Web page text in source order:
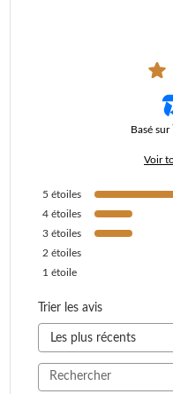
Basé sur
Voir
5 étoiles
4 étoiles
3 étoiles
2 étoiles
1 étoile
Trier les avis